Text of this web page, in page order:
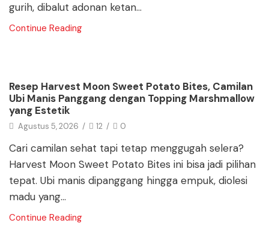
gurih, dibalut adonan ketan...
Continue Reading
Resep Harvest Moon Sweet Potato Bites, Camilan
Ubi Manis Panggang dengan Topping Marshmallow
yang Estetik
Agustus 5, 2026 / 12 / 0
Cari camilan sehat tapi tetap menggugah selera?
Harvest Moon Sweet Potato Bites ini bisa jadi pilihan
tepat. Ubi manis dipanggang hingga empuk, diolesi
madu yang...
Continue Reading